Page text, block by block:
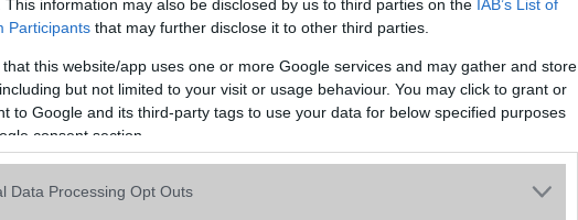
This information may also be disclosed by us to third parties on the IAB’s List of
Participants that may further disclose it to other third parties.
that this website/app uses one or more Google services and may gather and store
but not limited to your visit or usage behaviour. You may click to grant or
to Google and its third-party tags to use your data for below specified purposes
consent section.
Data Processing Opt Outs